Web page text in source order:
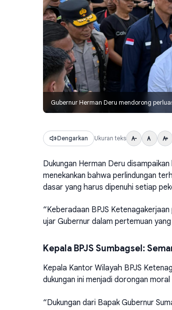
Gubernur Herman Deru mendorong
Dengarkan Ukuran teks
Dukungan Herman Deru
menekankan bahwa perlindungan
dasar yang harus dipenuhi setiap
“Keberadaan BPJS
ujar Gubernur dalam pertemuan
Kepala BPJS Sumbagsel:
Kepala Kantor Wilayah BPJS
dukungan ini menjadi dorongan
“Dukungan dari Bapak Gubernur